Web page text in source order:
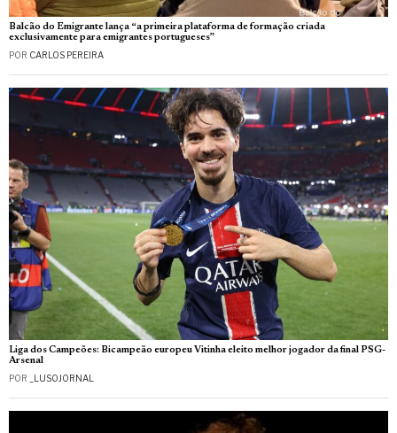
Balcão do Emigrante lança “a primeira plataforma de formação criada
exclusivamente para emigrantes portugueses”
POR CARLOS PEREIRA
Liga dos Campeões: Bicampeão europeu Vitinha eleito melhor jogador da final PSG-
Arsenal
POR _LUSOJORNAL